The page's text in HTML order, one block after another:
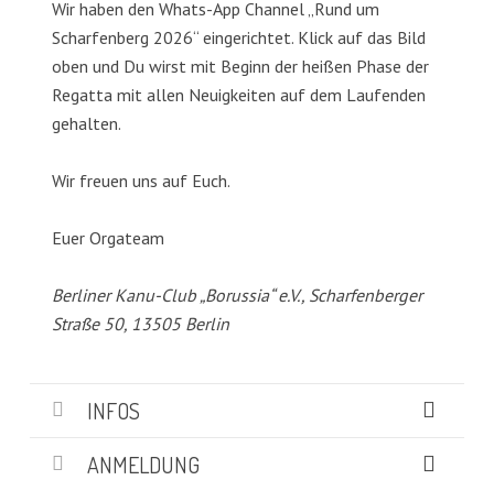
Wir haben den Whats-App Channel „Rund um
Scharfenberg 2026“ eingerichtet. Klick auf das Bild
oben und Du wirst mit Beginn der heißen Phase der
Regatta mit allen Neuigkeiten auf dem Laufenden
gehalten.
Wir freuen uns auf Euch.
Euer Orgateam
Berliner Kanu-Club „Borussia“ e.V., Scharfenberger
Straße 50, 13505 Berlin
INFOS
ANMELDUNG